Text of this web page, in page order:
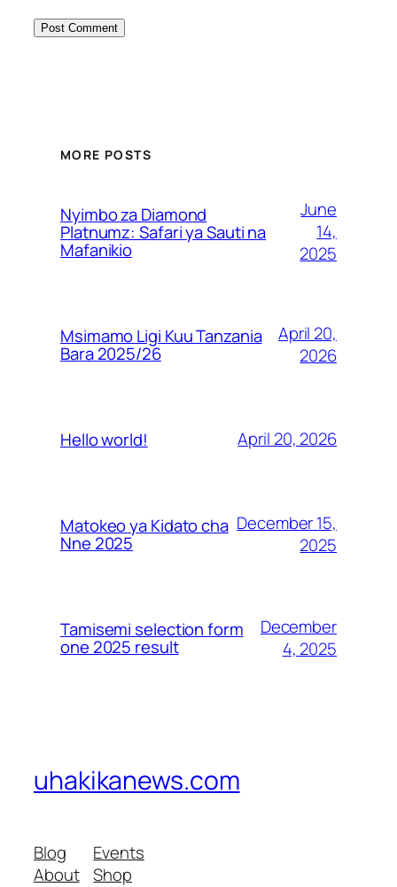
MORE POSTS
Nyimbo za Diamond
Platnumz: Safari ya Sauti na
Mafanikio
June
14,
2025
Msimamo Ligi Kuu Tanzania
Bara 2025/26
April 20,
2026
Hello world! April 20, 2026
Matokeo ya Kidato cha
Nne 2025
December 15,
2025
Tamisemi selection form
one 2025 result
December
4, 2025
uhakikanews.com
Blog
About
Events
Shop